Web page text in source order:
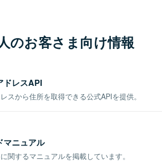
のお客さま向け情報
ドレスAPI
スから住所を取得できる公式APIを提供。
マニュアル
関するマニュアルを掲載しています。